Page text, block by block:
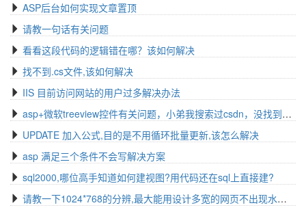
ASP后台如何实现文章置顶
请教一句话有关问题
看看这段代码的逻辑错在哪？该如何解决
找不到.cs文件,该如何解决
IIS 目前访问网站的用户过多解决办法
asp+微软treeview控件有关问题，小弟我搜索过csdn，没找到想要的答案
UPDATE 加入公式,目的是不用循环批量更新,该怎么解决
asp 满足三个条件不会写解决方案
sql2000,哪位高手知道如何建视图?用代码还在sql上直接建?
请教一下1024*768的分辨,最大能用设计多宽的网页不出现水平滚动条